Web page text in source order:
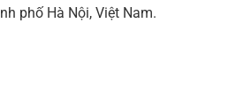
phố Hà Nội, Việt Nam.